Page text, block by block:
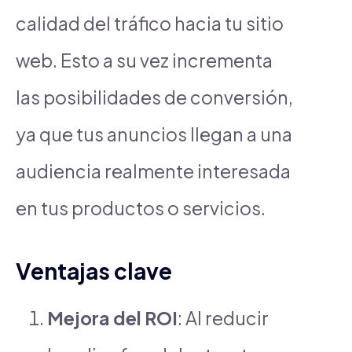
calidad del tráfico hacia tu sitio
web. Esto a su vez incrementa
las posibilidades de conversión,
ya que tus anuncios llegan a una
audiencia realmente interesada
en tus productos o servicios.
Ventajas clave
Mejora del ROI: Al reducir